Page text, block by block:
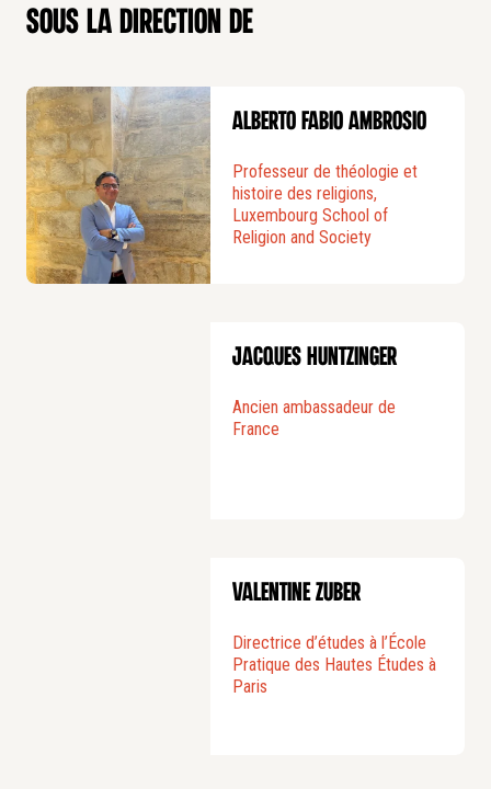
Un état des lieux sur le problème des minorités
religieuse propre à l’islam en Europe.
La prise en considération de la liberté de
réflexion sur le religieux, tant au Nord qu’au Sud
de la Méditerranée.
Un état des lieux de la dimension internationale
de la défense de la liberté religieuse et de son
évolution au regard des nouveaux défis
sous la direction de
Alberto Fabio Ambrosio
Professeur de théologie et
histoire des religions,
Luxembourg School of
Religion and Society
Jacques Huntzinger
Ancien ambassadeur de
France
Valentine Zuber
Directrice d’études à l’École
Pratique des Hautes Études à
Paris